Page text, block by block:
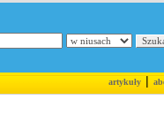
artykuły|